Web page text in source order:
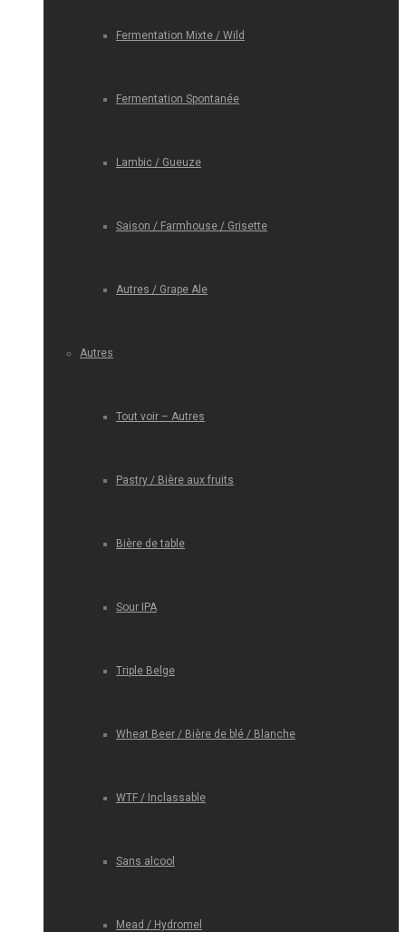
Fermentation Mixte / Wild
Fermentation Spontanée
Lambic / Gueuze
Saison / Farmhouse / Grisette
Autres / Grape Ale
Autres
Tout voir – Autres
Pastry / Bière aux fruits
Bière de table
Sour IPA
Triple Belge
Wheat Beer / Bière de blé / Blanche
WTF / Inclassable
Sans alcool
Mead / Hydromel